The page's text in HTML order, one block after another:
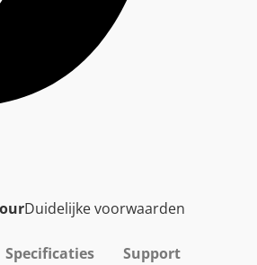
Duidelijke voorwaarden
Specificaties Support